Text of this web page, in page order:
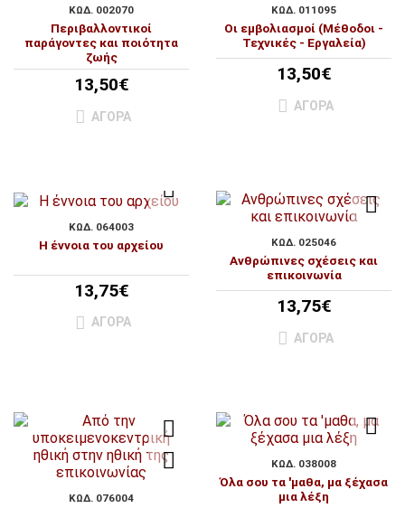
ΚΩΔ. 002070
Περιβαλλοντικοί
παράγοντες και ποιότητα
ζωής
13,50€
ΑΓΟΡΆ
ΚΩΔ. 011095
Οι εμβολιασμοί (Μέθοδοι -
Τεχνικές - Εργαλεία)
13,50€
ΑΓΟΡΆ
ΚΩΔ. 064003
Η έννοια του αρχείου
13,75€
ΑΓΟΡΆ
ΚΩΔ. 025046
Ανθρώπινες σχέσεις και
επικοινωνία
13,75€
ΑΓΟΡΆ
ΚΩΔ. 076004
ΚΩΔ. 038008
Όλα σου τα 'μαθα, μα ξέχασα
μια λέξη